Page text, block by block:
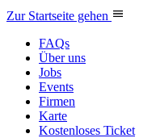
Zur Startseite gehen
FAQs
Über uns
Jobs
Events
Firmen
Karte
Kostenloses Ticket